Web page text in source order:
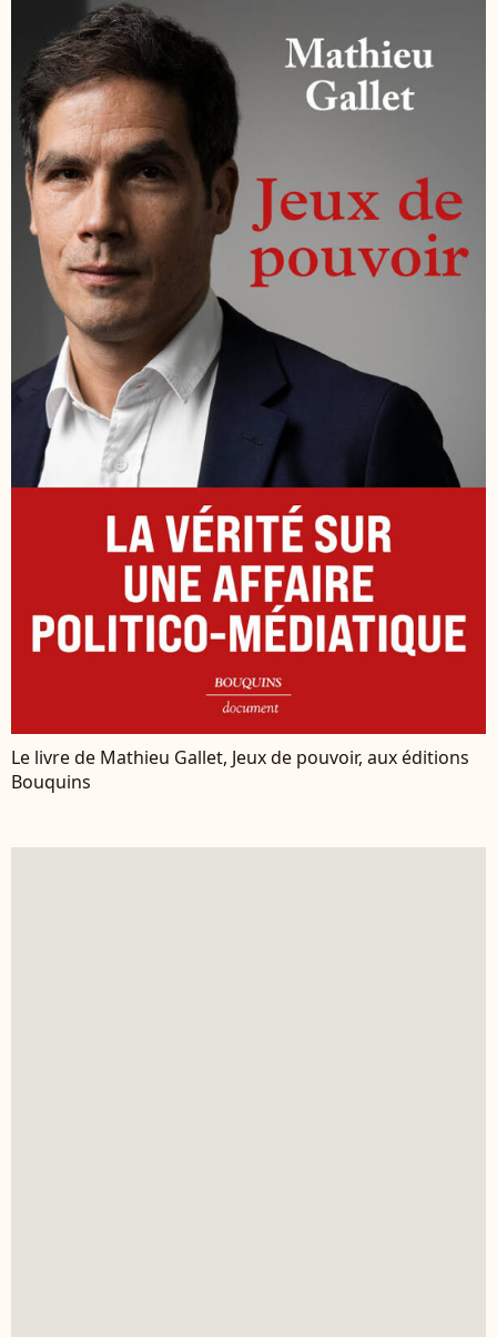
Le livre de Mathieu Gallet, Jeux de pouvoir, aux éditions
Bouquins